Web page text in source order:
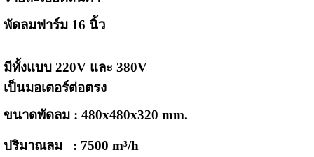
พัดลมฟาร์ม 16 นิ้ว
มีทั้งแบบ 220V และ 380V
เป็นมอเตอร์ต่อตรง
ขนาดพัดลม : 480x480x320 mm.
ปริมาณลม : 7500 m³/h